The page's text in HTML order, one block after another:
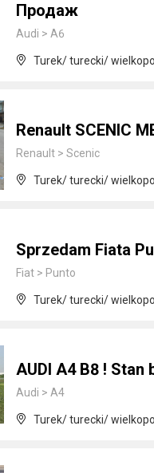
Продаж
Audi > A6
Turek/ turecki/
Renault SCENIC
Renault > Scenic
Turek/ turecki/
Sprzedam Fiata
Fiat > Punto
Turek/ turecki/
AUDI A4 B8 ! Stan
Audi > A4
Turek/ turecki/